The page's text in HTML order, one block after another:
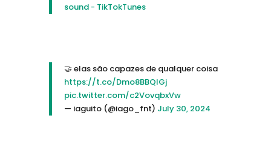
sound - TikTokTunes
🤝 elas são capazes de qualquer coisa
https://t.co/Dmo8BBQIGj
pic.twitter.com/c2VovqbxVw
— iaguito (@iago_fnt) July 30, 2024